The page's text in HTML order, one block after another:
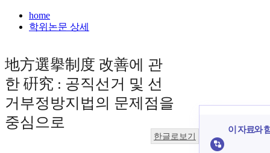
home
학위논문 상세
地方選擧制度 改善에 관
한 硏究 : 공직선거 및 선
거부정방지법의 문제점을
중심으로
한글로보기
이 자료와